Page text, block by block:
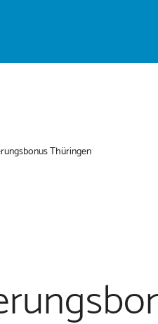
Thüringen